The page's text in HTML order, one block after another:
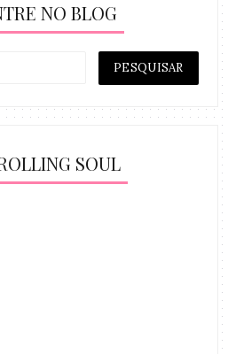
NO BLOG
SOUL